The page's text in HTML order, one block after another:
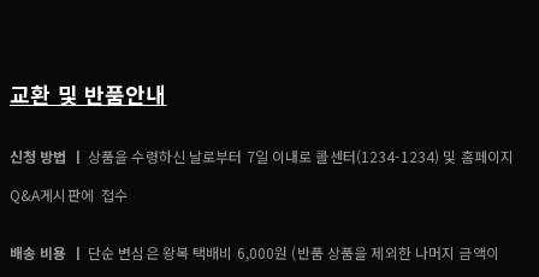
교환 및 반품안내
신청 방법 ㅣ 상품을 수령하신 날로부터 7일 이내로 콜센터(1234-1234) 및 홈페이지
Q&A게시판에 접수
배송 비용 ㅣ 단순 변심은 왕복 택배비 6,000원 (반품 상품을 제외한 나머지 금액이